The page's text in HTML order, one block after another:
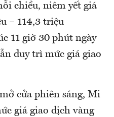
chiều, niêm yết giá
– 114,3 triệu
11 giờ 30 phút ngày
duy trì mức giá giao
cửa phiên sáng, Mi
giá giao dịch vàng